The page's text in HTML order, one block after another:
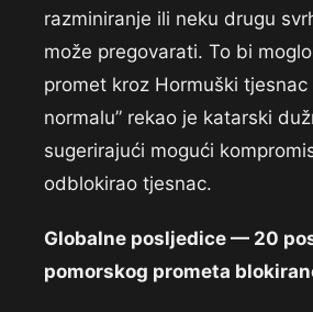
razminiranje ili neku drugu
može pregovarati. To bi
promet kroz Hormuški tjesnac
normalu” rekao je katarski
sugerirajući mogući
odblokirao tjesnac.
Globalne posljedice — 20
pomorskog prometa